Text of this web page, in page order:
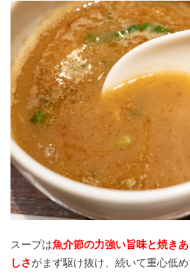
スープは魚介節の力強い旨味と焼き
しさがまず駆け抜け、続いて重心低